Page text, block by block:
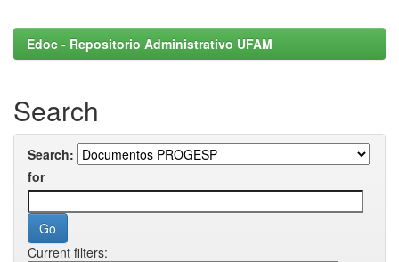
Edoc - Repositorio Administrativo UFAM
Search
Search:
for
Current filters: